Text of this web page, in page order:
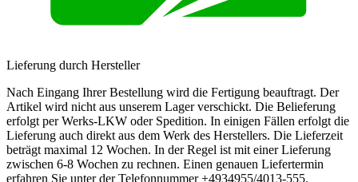
Lieferung durch Hersteller
Nach Eingang Ihrer Bestellung wird die Fertigung beauftragt. Der
Artikel wird nicht aus unserem Lager verschickt. Die Belieferung
erfolgt per Werks-LKW oder Spedition. In einigen Fällen erfolgt die
Lieferung auch direkt aus dem Werk des Herstellers. Die Lieferzeit
beträgt maximal 12 Wochen. In der Regel ist mit einer Lieferung
zwischen 6-8 Wochen zu rechnen. Einen genauen Liefertermin
erfahren Sie unter der Telefonnummer +4934955/4013-555.